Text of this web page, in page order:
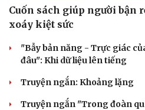
Cuốn sách giúp người bận
xoáy kiệt sức
"Bẫy bản năng - Trực giác
đâu": Khi dữ liệu lên tiếng
Truyện ngắn: Khoảng lặng
Truyện ngắn "Trong đoàn